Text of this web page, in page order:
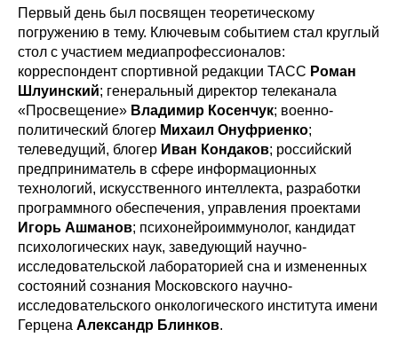
Первый день был посвящен теоретическому
погружению в тему. Ключевым событием стал круглый
стол с участием медиапрофессионалов:
корреспондент спортивной редакции ТАСС Роман
Шлуинский; генеральный директор телеканала
«Просвещение» Владимир Косенчук; военно-
политический блогер Михаил Онуфриенко;
телеведущий, блогер Иван Кондаков; российский
предприниматель в сфере информационных
технологий, искусственного интеллекта, разработки
программного обеспечения, управления проектами
Игорь Ашманов; психонейроиммунолог, кандидат
психологических наук, заведующий научно-
исследовательской лабораторией сна и измененных
состояний сознания Московского научно-
исследовательского онкологического института имени
Герцена Александр Блинков.